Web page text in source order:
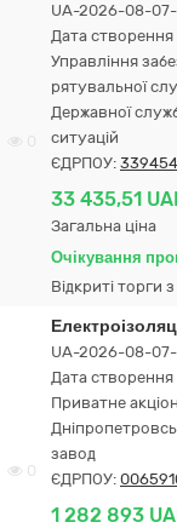
UA-2026-08-
Дата
Управління
рятувальної
Державної
ситуацій
ЄДРПОУ:
33 435,51
Загальна ціна
Очікування
Відкриті торги
0
UA-2026-08-
Дата
Приватне
завод
ЄДРПОУ:
1 282 893